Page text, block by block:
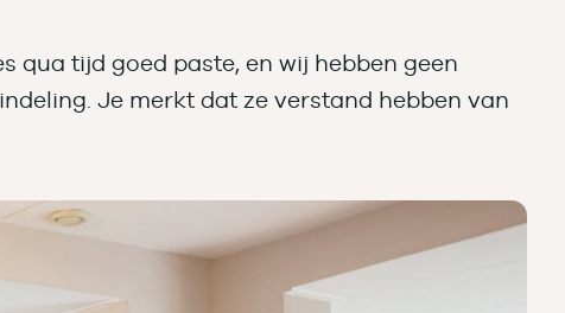
qua tijd goed paste, en wij hebben geen
Je merkt dat ze verstand hebben van